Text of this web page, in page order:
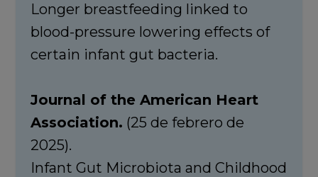
Longer breastfeeding linked to
blood-pressure lowering effects of
certain infant gut bacteria.
Journal of the American Heart
Association. (25 de febrero de
2025).
Infant Gut Microbiota and Childhood